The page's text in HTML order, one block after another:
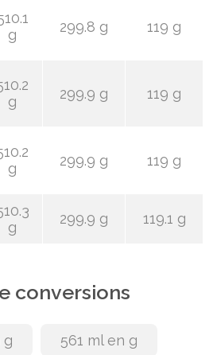
g
299.8 g 119 g
g
299.9 g 119 g
g
299.9 g 119 g
g
299.9 g 119.1 g
conversions
g 561 ml en g